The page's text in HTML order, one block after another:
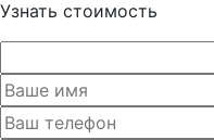
Узнать стоимость